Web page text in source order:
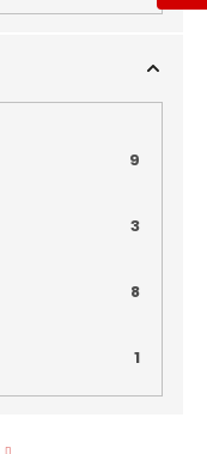
9
3
8
1